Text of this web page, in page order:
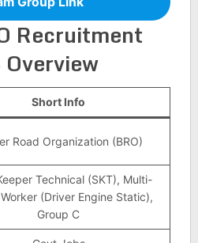
Recruitment
Overview
Short Info
Road Organization (BRO)
Technical (SKT), Multi-
(Driver Engine Static),
Group C